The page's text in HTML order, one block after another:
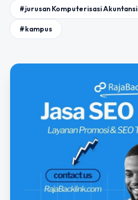
#jurusan Komputerisasi Akuntansi
#kampus